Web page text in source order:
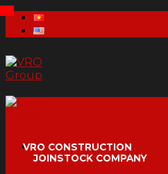
Skip
VRO CONSTRUCTION
JOINSTOCK COMPANY